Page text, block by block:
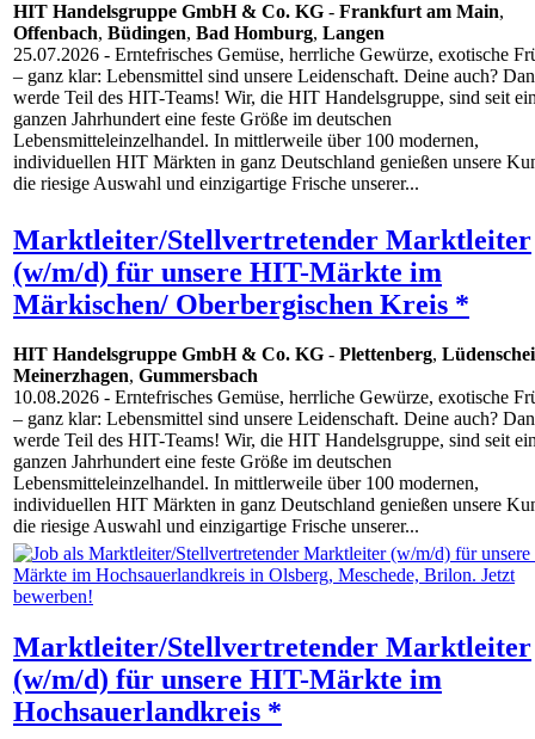
HIT Handelsgruppe GmbH & Co. KG - Frankfurt am Main,
Offenbach, Büdingen, Bad Homburg, Langen
25.07.2026 - Erntefrisches Gemüse, herrliche Gewürze, exotische
– ganz klar: Lebensmittel sind unsere Leidenschaft. Deine auch?
werde Teil des HIT-Teams! Wir, die HIT Handelsgruppe, sind seit
ganzen Jahrhundert eine feste Größe im deutschen
Lebensmitteleinzelhandel. In mittlerweile über 100 modernen,
individuellen HIT Märkten in ganz Deutschland genießen unsere
die riesige Auswahl und einzigartige Frische unserer...
Marktleiter/Stellvertretender Marktleiter
(w/m/d) für unsere HIT-Märkte im
Märkischen/ Oberbergischen Kreis *
HIT Handelsgruppe GmbH & Co. KG - Plettenberg,
Meinerzhagen, Gummersbach
10.08.2026 - Erntefrisches Gemüse, herrliche Gewürze, exotische
– ganz klar: Lebensmittel sind unsere Leidenschaft. Deine auch?
werde Teil des HIT-Teams! Wir, die HIT Handelsgruppe, sind seit
ganzen Jahrhundert eine feste Größe im deutschen
Lebensmitteleinzelhandel. In mittlerweile über 100 modernen,
individuellen HIT Märkten in ganz Deutschland genießen unsere
die riesige Auswahl und einzigartige Frische unserer...
Marktleiter/Stellvertretender Marktleiter
(w/m/d) für unsere HIT-Märkte im
Hochsauerlandkreis *